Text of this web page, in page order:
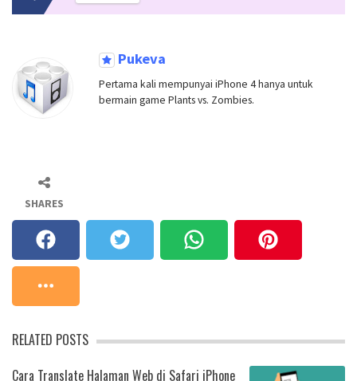
Pukeva
Pertama kali mempunyai iPhone 4 hanya untuk
bermain game Plants vs. Zombies.
SHARES
RELATED POSTS
Cara Translate Halaman Web di Safari iPhone